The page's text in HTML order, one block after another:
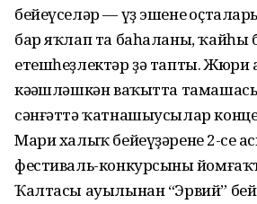
бейеүселәр — үҙ эшенең
бар яҡлап та баһаланы, ҡайһы
етешһеҙлектәр ҙә тапты. Жюри
кәңәшләшкән ваҡытта
сәнғәттә ҡатнашыусылар
Мари халыҡ бейеүҙәренең 2-се
фестиваль-конкурсының
Ҡалтасы ауылынан “Эрвий”